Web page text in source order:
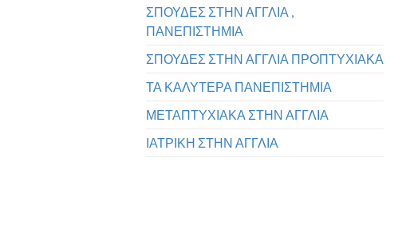
ΣΠΟΥΔΕΣ ΣΤΗΝ ΑΓΓΛΙΑ ,
ΠΑΝΕΠΙΣΤΗΜΙΑ
ΣΠΟΥΔΕΣ ΣΤΗΝ ΑΓΓΛΙΑ ΠΡΟΠΤΥΧΙΑΚΑ
ΤΑ ΚΑΛΥΤΕΡΑ ΠΑΝΕΠΙΣΤΗΜΙΑ
ΜΕΤΑΠΤΥΧΙΑΚΑ ΣΤΗΝ ΑΓΓΛΙΑ
ΙΑΤΡΙΚΗ ΣΤΗΝ ΑΓΓΛΙΑ